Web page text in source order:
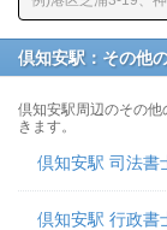
倶知安駅：その他
倶知安駅周辺のその
きます。
倶知安駅 司法書
倶知安駅 行政書